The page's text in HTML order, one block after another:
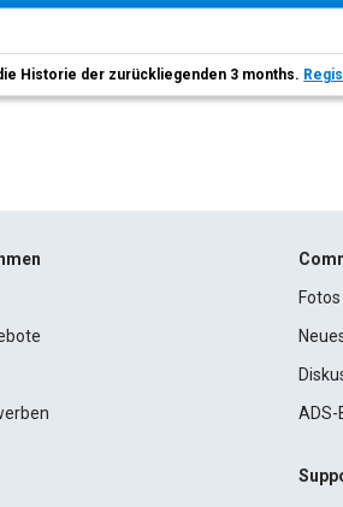
Historie der zurückliegenden 3 months.
Fotos
ADS-